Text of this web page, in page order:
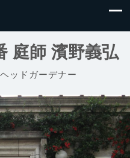
庭師 濱野義弘
ッドガーデナー